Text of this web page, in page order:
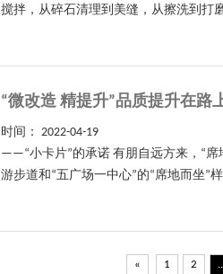
搅拌，从碎石清理到美缝，从擦洗到打
“微改造 精提升”品质提升在路
时间： 2022-04-19
——“小卡片”的承诺 有朋自远方来，“席
游步道和“五广场一中心”的“席地而坐”
« 1 2